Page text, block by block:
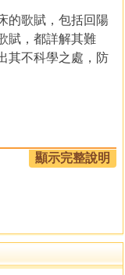
歌賦，包括回陽
賦，都詳解其難
其不科學之處，防
流始於炎黃之濫
寶。針灸歌賦，言
和臨床兩篇注釋，
揮。書將付梓，心
顯示完整說明